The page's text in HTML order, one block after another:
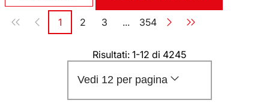
Paginazione
Pagina
1 Pagina
2 Pagina
3 ... Pagina
354
Risultati: 1-12 di 4245
Vedi 12 per pagina